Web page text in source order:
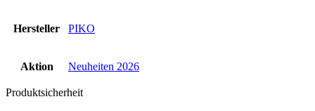
Hersteller PIKO
Aktion Neuheiten 2026
Produktsicherheit